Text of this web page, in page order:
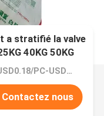
a stratifié la valve
40KG 50KG
Prix：USD0.18/PC-USD0.22/PC
Contactez nous